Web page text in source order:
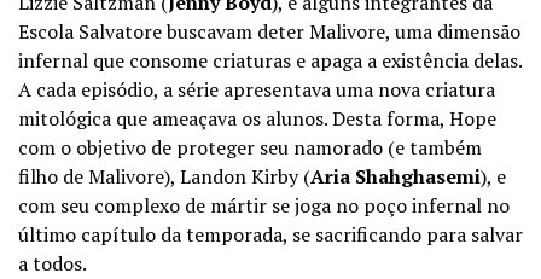
Escola Salvatore buscavam deter Malivore, uma dimensão
infernal que consome criaturas e apaga a existência delas.
A cada episódio, a série apresentava uma nova criatura
mitológica que ameaçava os alunos. Desta forma, Hope
com o objetivo de proteger seu namorado (e também
filho de Malivore), Landon Kirby (Aria Shahghasemi), e
com seu complexo de mártir se joga no poço infernal no
último capítulo da temporada, se sacrificando para salvar
a todos.